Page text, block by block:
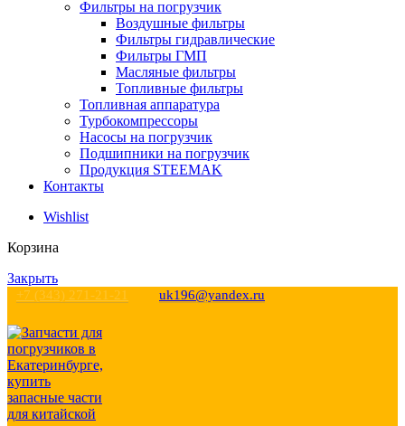
Фильтры на погрузчик
Воздушные фильтры
Фильтры гидравлические
Фильтры ГМП
Масляные фильтры
Топливные фильтры
Топливная аппаратура
Турбокомпрессоры
Насосы на погрузчик
Подшипники на погрузчик
Продукция STEEMAK
Контакты
Wishlist
Корзина
Закрыть
+7 (343) 271-21-21 uk196@yandex.ru